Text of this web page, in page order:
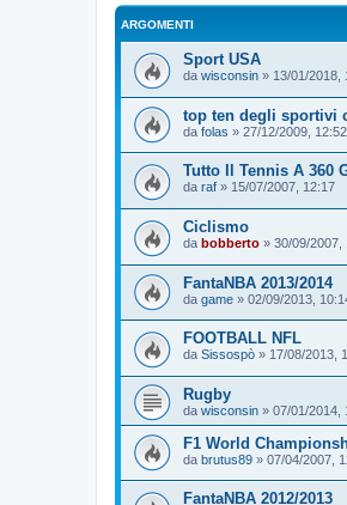
ARGOMENTI
Sport USA
da wisconsin » 13/01/2018,
top ten degli sportivi
da folas » 27/12/2009, 12:52
Tutto Il Tennis A 360
da raf » 15/07/2007, 12:17
Ciclismo
da bobberto » 30/09/2007,
FantaNBA 2013/2014
da game » 02/09/2013,
FOOTBALL NFL
da Sissospò » 17/08/2013,
Rugby
da wisconsin » 07/01/2014,
F1 World
da brutus89 » 07/04/2007,
FantaNBA 2012/2013